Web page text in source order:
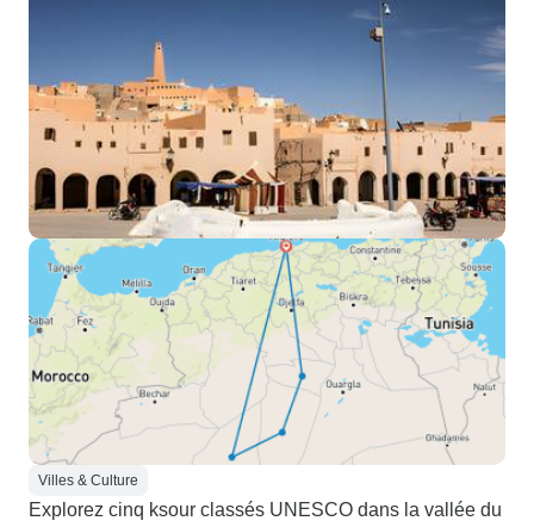
Villes & Culture
Explorez cinq ksour classés UNESCO dans la vallée du